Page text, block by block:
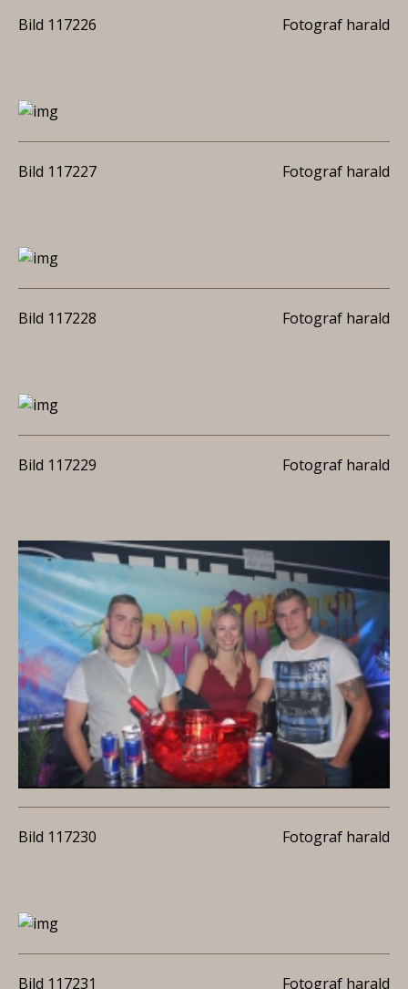
Bild 117226 Fotograf harald
Bild 117227 Fotograf harald
Bild 117228 Fotograf harald
Bild 117229 Fotograf harald
Bild 117230 Fotograf harald
Bild 117231 Fotograf harald